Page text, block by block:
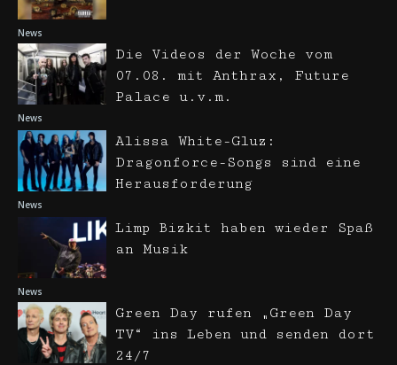
News
News
Die Videos der Woche vom
07.08. mit Anthrax, Future
Palace u.v.m.
News
Alissa White-Gluz:
Dragonforce-Songs sind eine
Herausforderung
News
Limp Bizkit haben wieder Spaß
an Musik
Green Day rufen „Green Day
TV“ ins Leben und senden dort
24/7